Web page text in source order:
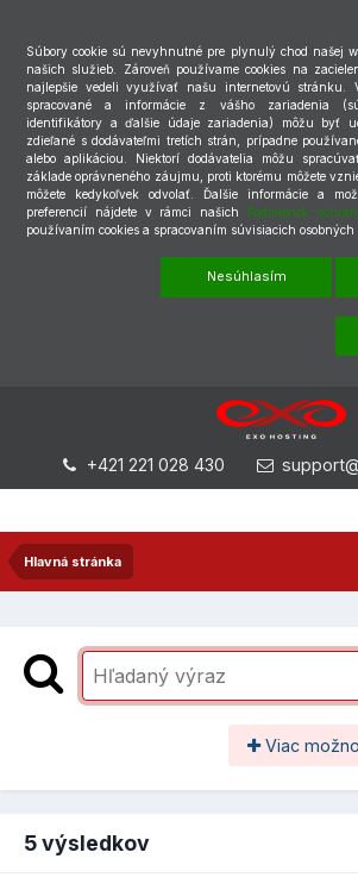
Súbory cookie sú nevyhnutné pre plynulý chod našej
našich služieb. Zároveň používame cookies na
najlepšie vedeli využívať našu internetovú stránku.
spracované a informácie z vášho zariadenia
identifikátory a ďalšie údaje zariadenia) môžu byť
zdieľané s dodávateľmi tretích strán, prípadne
alebo aplikáciou. Niektorí dodávatelia môžu
základe oprávneného záujmu, proti ktorému môžete
môžete kedykoľvek odvolať. Ďalšie informácie a
preferencií nájdete v rámci našich Podmienok
používaním cookies a spracovaním súvisiacich osobných
Nesúhlasím
+421 221 028 430
Hlavná stránka
Viac
5 výsledkov